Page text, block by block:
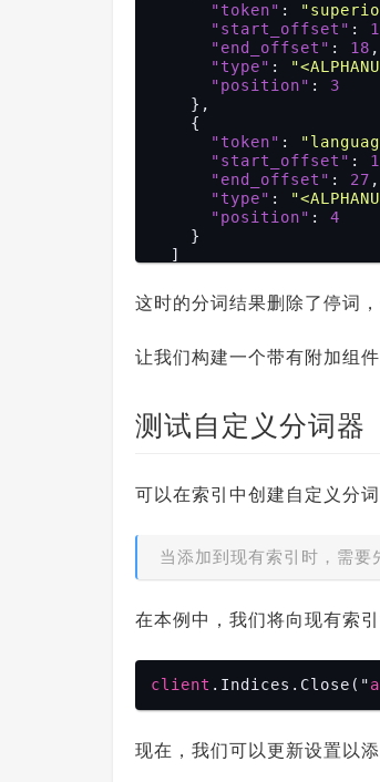
"token" :
"start_offset" :
"end_offset" : 18 ,
"type" :
"position" : 3
"token" :
"start_offset" :
"end_offset" : 27 ,
"type" :
"position" : 4
这时的分词结果删除了停词
让我们构建一个带有附加组
测试自定义分词器
可以在索引中创建自定义分
当添加到现有索引时，需要
在本例中，我们将向现有索
client .Indices .Close ("
现在，我们可以更新设置以